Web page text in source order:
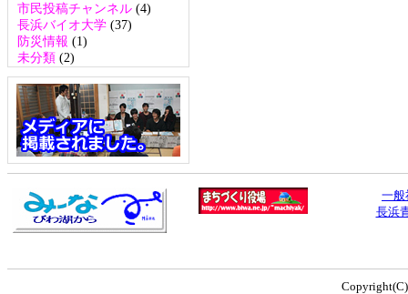
市民投稿チャンネル (4)
長浜バイオ大学 (37)
防災情報 (1)
未分類 (2)
一般
長浜